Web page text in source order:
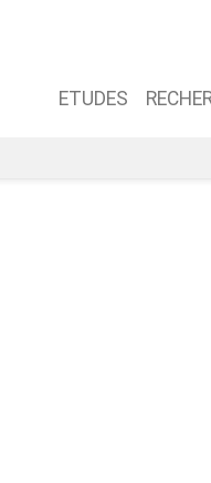
ETUDES